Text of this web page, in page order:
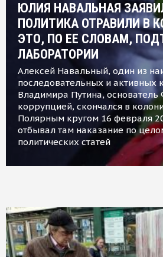
ЮЛИЯ НАВАЛЬНАЯ
ПОЛИТИКА ОТРАВИЛИ В
ЭТО, ПО ЕЕ СЛОВАМ,
ЛАБОРАТОРИИ
Алексей Навальный, один из
последовательных и активных
Владимира Путина,
коррупцией, скончался в
Полярным кругом 16 февраля
отбывал там наказание по
политических статей